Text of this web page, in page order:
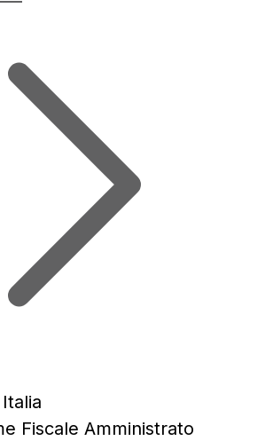
Italia
Fiscale Amministrato